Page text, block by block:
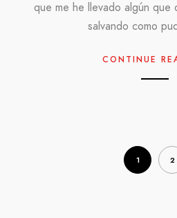
que me he llevado algún
salvando como
CONTINUE
1 2